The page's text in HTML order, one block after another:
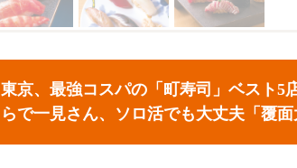
東京、最強コスパの「町寿司」ベスト5
らで一見さん、ソロ活でも大丈夫「覆面